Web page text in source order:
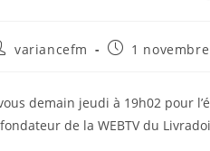
variancefm 1
demain jeudi à 19h02 pour
fondateur de la WEBTV du